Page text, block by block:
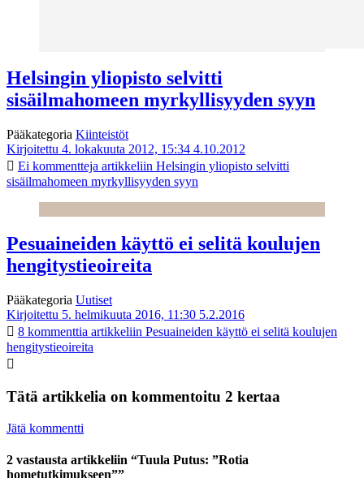
Helsingin yliopisto selvitti
sisäilmahomeen myrkyllisyyden syyn
Pääkategoria Kiinteistöt
Kirjoitettu 4. lokakuuta 2012, 15:34 4.10.2012
Ei kommentteja artikkeliin Helsingin yliopisto selvitti
sisäilmahomeen myrkyllisyyden syyn
Pesuaineiden käyttö ei selitä koulujen
hengitystieoireita
Pääkategoria Uutiset
Kirjoitettu 5. helmikuuta 2016, 11:30 5.2.2016
8 kommenttia artikkeliin Pesuaineiden käyttö ei selitä koulujen
hengitystieoireita
Tätä artikkelia on kommentoitu 2 kertaa
Jätä kommentti
2 vastausta artikkeliin “Tuula Putus: ”Rotia
hometutkimukseen””